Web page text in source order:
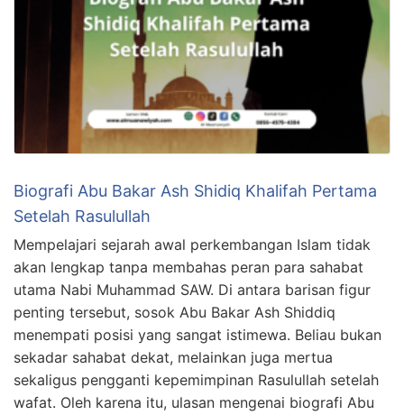
Biografi Abu Bakar Ash Shidiq Khalifah Pertama
Setelah Rasulullah
Mempelajari sejarah awal perkembangan Islam tidak
akan lengkap tanpa membahas peran para sahabat
utama Nabi Muhammad SAW. Di antara barisan figur
penting tersebut, sosok Abu Bakar Ash Shiddiq
menempati posisi yang sangat istimewa. Beliau bukan
sekadar sahabat dekat, melainkan juga mertua
sekaligus pengganti kepemimpinan Rasulullah setelah
wafat. Oleh karena itu, ulasan mengenai biografi Abu